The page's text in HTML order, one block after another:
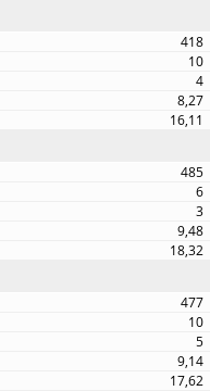
418
10
4
8,27
16,11
485
6
3
9,48
18,32
477
10
5
9,14
17,62